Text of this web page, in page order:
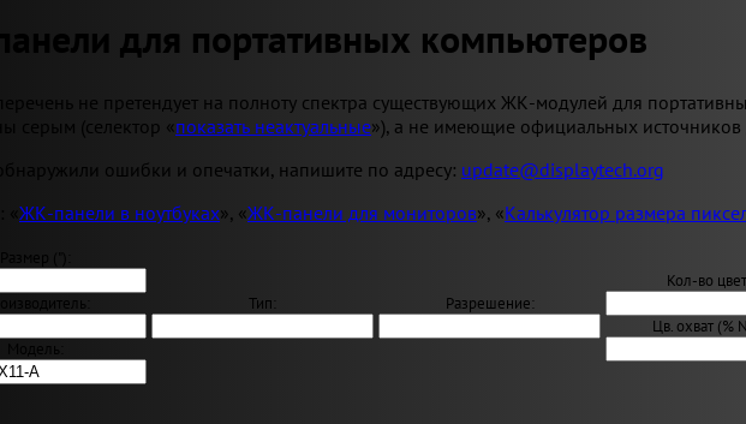
для портативных компьютеров
не претендует на полноту спектра существующих ЖК-модулей для
серым (селектор «показать неактуальные»), а не имеющие официальных
ошибки и опечатки, напишите по адресу: update@displaytech.org
ЖК-панели в ноутбуках», «ЖК-панели для мониторов», «Калькулятор размера
Тип: Разрешение:
Кол-во
Цв. охват (%